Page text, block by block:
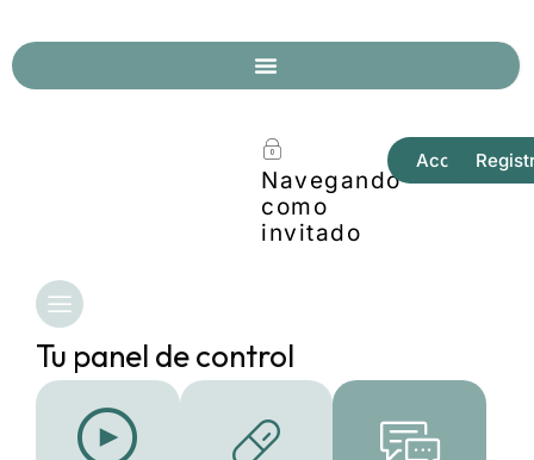
Navegando
como
invitado
Acceder
Tu panel de control